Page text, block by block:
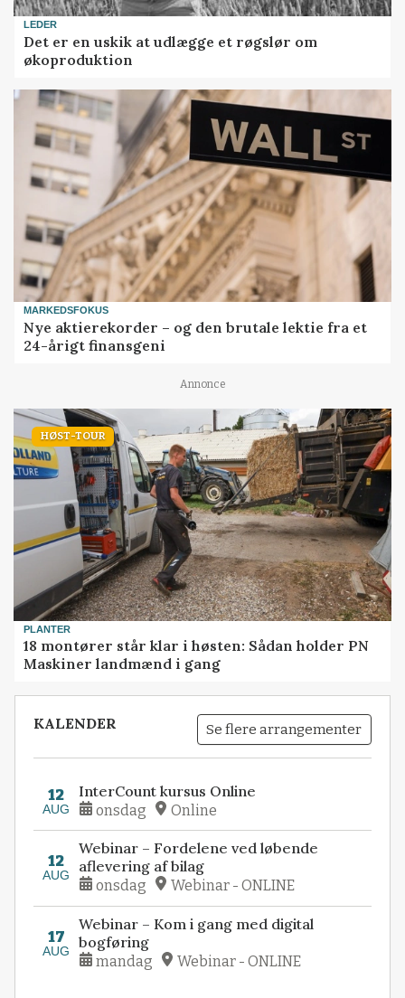
LEDER
Det er en uskik at udlægge et røgslør om
økoproduktion
MARKEDSFOKUS
Nye aktierekorder – og den brutale lektie fra et
24-årigt finansgeni
Annonce
HØST-TOUR
PLANTER
18 montører står klar i høsten: Sådan holder PN
Maskiner landmænd i gang
KALENDER Se flere arrangementer
12
AUG
InterCount kursus Online
onsdag Online
12
AUG
Webinar – Fordelene ved løbende
aflevering af bilag
onsdag Webinar - ONLINE
17
AUG
Webinar – Kom i gang med digital
bogføring
mandag Webinar - ONLINE